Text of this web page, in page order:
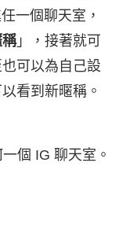
一個聊天室，
稱」，接著就可
可以為自己設
看到新暱稱。
個 IG 聊天室。